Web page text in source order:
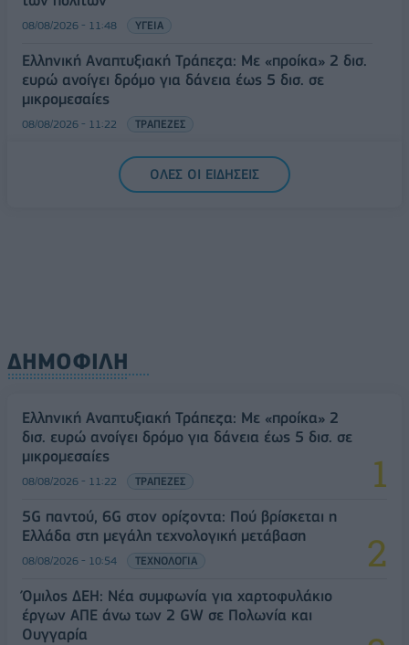
08/08/2026 - 11:48 ΥΓΕΙΑ
Ελληνική Αναπτυξιακή Τράπεζα: Με «προίκα» 2 δισ.
ευρώ ανοίγει δρόμο για δάνεια έως 5 δισ. σε
μικρομεσαίες
08/08/2026 - 11:22 ΤΡΑΠΕΖΕΣ
5G παντού, 6G στον ορίζοντα: Πού βρίσκεται η
Ελλάδα στη μεγάλη τεχνολογική μετάβαση
ΟΛΕΣ ΟΙ ΕΙΔΗΣΕΙΣ
ΔΗΜΟΦΙΛΗ
Ελληνική Αναπτυξιακή Τράπεζα: Με «προίκα» 2
δισ. ευρώ ανοίγει δρόμο για δάνεια έως 5 δισ. σε
μικρομεσαίες
08/08/2026 - 11:22 ΤΡΑΠΕΖΕΣ
5G παντού, 6G στον ορίζοντα: Πού βρίσκεται η
Ελλάδα στη μεγάλη τεχνολογική μετάβαση
08/08/2026 - 10:54 ΤΕΧΝΟΛΟΓΙΑ
Όμιλος ΔΕΗ: Νέα συμφωνία για χαρτοφυλάκιο
έργων ΑΠΕ άνω των 2 GW σε Πολωνία και
Ουγγαρία